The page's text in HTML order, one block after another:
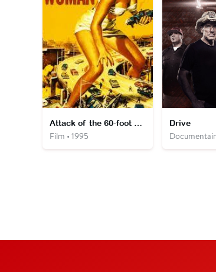
Attack of the 60-foot centerfold
Film • 1995
Drive